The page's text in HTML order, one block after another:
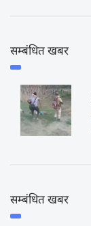
सम्बंधित खबर
सम्बंधित खबर